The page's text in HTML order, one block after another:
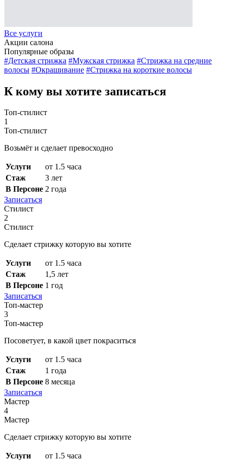
Все услуги
Акции салона
Популярные образы
#Детская стрижка #Мужская стрижка #Стрижка на средние
волосы #Окрашивание #Стрижка на короткие волосы
К кому вы хотите записаться
Топ-стилист
1
Топ-стилист
Возьмёт и сделает превосходно
Услуги
от 1.5 часа
Стаж
3 лет
В Персоне 2 года
Записаться
Стилист
2
Стилист
Сделает стрижку которую вы хотите
Услуги
от 1.5 часа
Стаж
1,5 лет
В Персоне 1 год
Записаться
Топ-мастер
3
Топ-мастер
Посоветует, в какой цвет покраситься
Услуги
от 1.5 часа
Стаж
1 года
В Персоне 8 месяца
Записаться
Мастер
4
Мастер
Сделает стрижку которую вы хотите
Услуги
от 1.5 часа